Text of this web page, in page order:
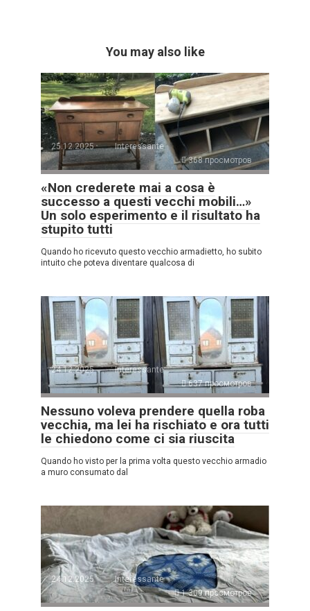
You may also like
25.12.2025
Interessante
368 просмотров
«Non crederete mai a cosa è
successo a questi vecchi mobili…»
Un solo esperimento e il risultato ha
stupito tutti
Quando ho ricevuto questo vecchio armadietto, ho subito
intuito che poteva diventare qualcosa di
24.12.2025
Interessante
637 просмотров
Nessuno voleva prendere quella roba
vecchia, ma lei ha rischiato e ora tutti
le chiedono come ci sia riuscita
Quando ho visto per la prima volta questo vecchio armadio
a muro consumato dal
24.12.2025
Interessante
1.309 просмотров